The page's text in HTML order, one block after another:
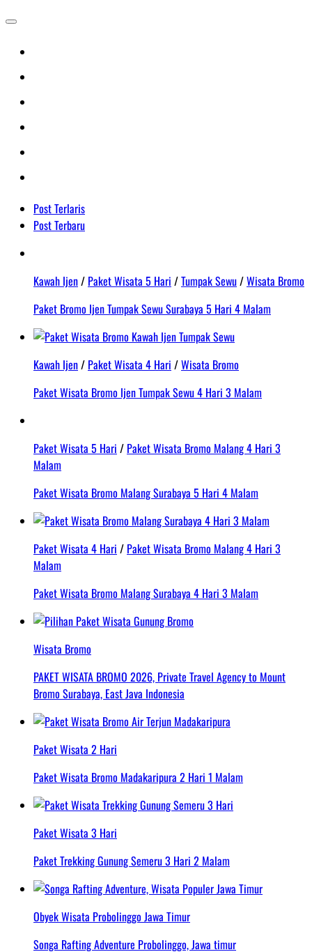
Post Terlaris
Post Terbaru
Kawah Ijen/ Paket Wisata 5 Hari /Tumpak Sewu/Wisata Bromo
Paket Bromo Ijen Tumpak Sewu Surabaya 5 Hari 4 Malam
Kawah Ijen/ Paket Wisata 4 Hari /Wisata Bromo
Paket Wisata Bromo Ijen Tumpak Sewu 4 Hari 3 Malam
Paket Wisata 5 Hari / Paket Wisata Bromo Malang 4 Hari 3
Malam
Paket Wisata Bromo Malang Surabaya 5 Hari 4 Malam
Paket Wisata 4 Hari / Paket Wisata Bromo Malang 4 Hari 3
Malam
Paket Wisata Bromo Malang Surabaya 4 Hari 3 Malam
Wisata Bromo
PAKET WISATA BROMO 2026, Private Travel Agency to Mount
Bromo Surabaya, East Java Indonesia
Paket Wisata 2 Hari
Paket Wisata Bromo Madakaripura 2 Hari 1 Malam
Paket Wisata 3 Hari
Paket Trekking Gunung Semeru 3 Hari 2 Malam
Obyek Wisata Probolinggo Jawa Timur
Songa Rafting Adventure Probolinggo, Jawa timur